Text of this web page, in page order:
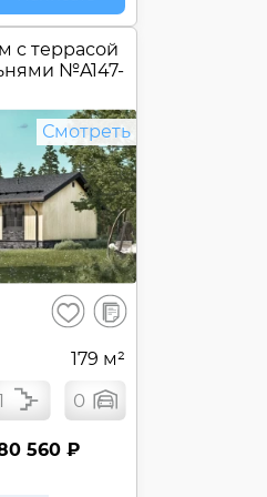
c террасой
№A147-
Смотреть
Сохранить
В
сравнение
179 м²
0
560 ₽